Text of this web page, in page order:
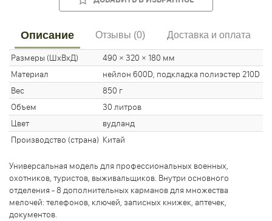
Описание Отзывы (0) Доставка и оплата
Размеры (ШхВхД)
490 × 320 × 180 мм
Материал
нейлон 600D, подкладка полиэстер 210D
Вес
850 г
Объем
30 литров
Цвет
вудланд
Производство (страна) Китай
Универсальная модель для профессиональных военных,
охотников, туристов, выживальщиков. Внутри основного
отделения - 8 дополнительных карманов для множества
мелочей: телефонов, ключей, записных книжек, аптечек,
документов.